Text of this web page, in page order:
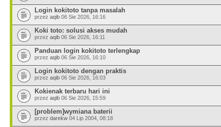
Login kokitoto tanpa masalah
przez aqib 06 Sie 2026, 16:16
Koki toto: solusi akses mudah
przez aqib 06 Sie 2026, 16:11
Panduan login kokitoto terlengkap
przez aqib 06 Sie 2026, 16:10
Login kokitoto dengan praktis
przez aqib 06 Sie 2026, 16:03
Kokienak terbaru hari ini
przez aqib 06 Sie 2026, 15:59
[problem]wymiana baterii
przez darekw 04 Lip 2004, 08:18